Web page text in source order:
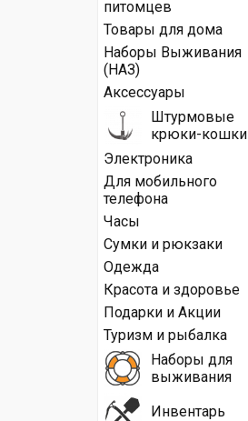
питомцев
Товары для дома
Наборы Выживания
(НАЗ)
Аксессуары
Штурмовые
крюки-кошки
Электроника
Для мобильного
телефона
Часы
Сумки и рюкзаки
Одежда
Красота и здоровье
Подарки и Акции
Туризм и рыбалка
Наборы для
выживания
Инвентарь